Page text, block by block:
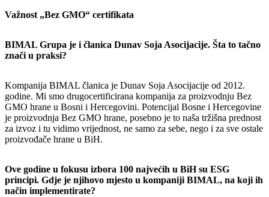
Važnost „Bez GMO“ certifikata
BIMAL Grupa je i članica Dunav Soja Asocijacije. Šta to tačno
znači u praksi?
Kompanija BIMAL članica je Dunav Soja Asocijacije od 2012.
godine. Mi smo drugocertificirana kompanija za proizvodnju Bez
GMO hrane u Bosni i Hercegovini. Potencijal Bosne i Hercegovine
je proizvodnja Bez GMO hrane, posebno je to naša tržišna prednost
za izvoz i tu vidimo vrijednost, ne samo za sebe, nego i za sve ostale
proizvođače hrane u BiH.
Ove godine u fokusu izbora 100 najvećih u BiH su ESG
principi. Gdje je njihovo mjesto u kompaniji BIMAL, na koji ih
način implementirate?